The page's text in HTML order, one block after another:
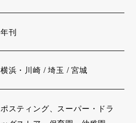
年刊
横浜・川崎 / 埼玉 / 宮城
ポスティング、スーパー・ドラ